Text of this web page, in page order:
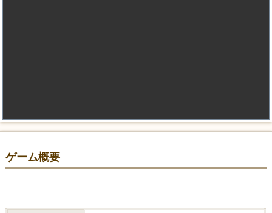
ゲーム概要